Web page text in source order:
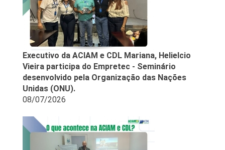
Executivo da ACIAM e CDL Mariana, Helielcio
Vieira participa do Empretec - Seminário
desenvolvido pela Organização das Nações
Unidas (ONU).
08/07/2026